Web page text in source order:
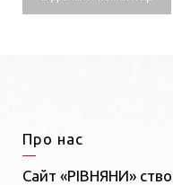
Про нас
Сайт «РІВНЯНИ»